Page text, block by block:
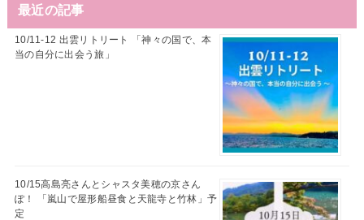
最近の記事
10/11-12 出雲リトリート 「神々の国で、本
当の自分に出会う旅」
10/15高島亮さんとシャスタ美穂の京さん
ぽ！ 「嵐山で屋形船昼食と天龍寺と竹林」予
定